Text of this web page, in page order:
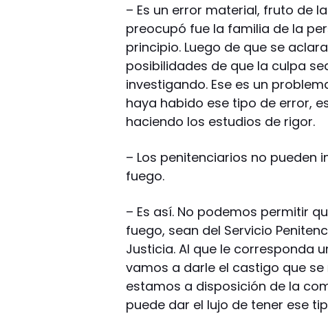
– Es un error material, fruto de
preocupó fue la familia de la
principio. Luego de que se
posibilidades de que la culpa
investigando. Ese es un
haya habido ese tipo de error,
haciendo los estudios de rigor.
– Los penitenciarios no pueden
fuego.
– Es así. No podemos permitir
fuego, sean del Servicio
Justicia. Al que le corresponda
vamos a darle el castigo que
estamos a disposición de la
puede dar el lujo de tener ese